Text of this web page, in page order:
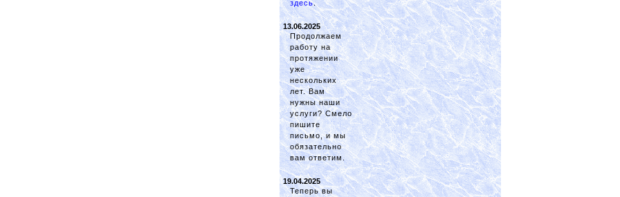
здесь.
13.06.2025
Продолжаем
работу на
протяжении
уже
нескольких
лет. Вам
нужны наши
услуги? Смело
пишите
письмо, и мы
обязательно
вам ответим.
19.04.2025
Теперь вы